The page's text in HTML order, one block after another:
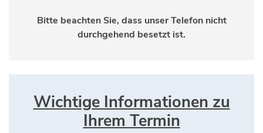
Bitte beachten Sie, dass unser Telefon nicht
durchgehend besetzt ist.
Wichtige Informationen zu
Ihrem Termin